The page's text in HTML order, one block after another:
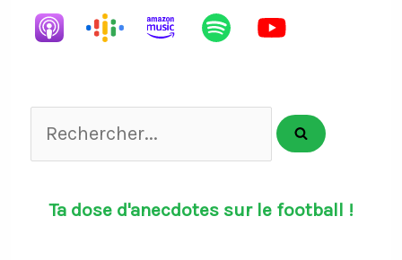
Rechercher...
Ta dose d'anecdotes sur le football !